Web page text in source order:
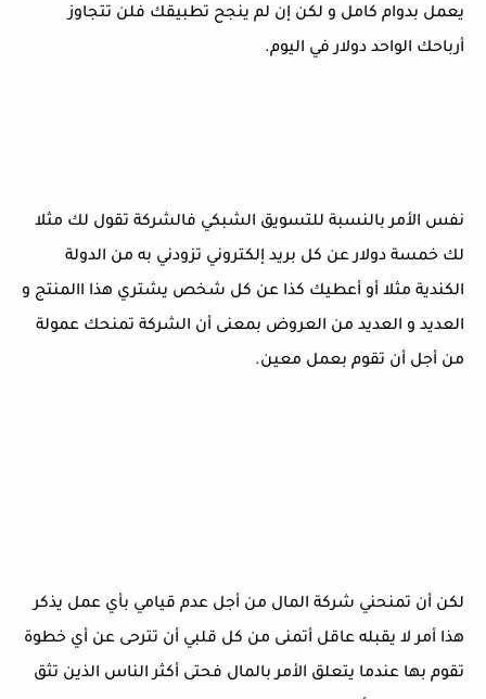
يعمل بدوام كامل و لكن إن لم ينجح تطبيقك فلن تتجاوز
أرباحك الواحد دولار في اليوم.
نفس الأمر بالنسبة للتسويق الشبكي فالشركة تقول لك مثلا
لك خمسة دولار عن كل بريد إلكتروني تزودني به من الدولة
الكندية مثلا أو أعطيك كذا عن كل شخص يشتري هذا االمنتج و
العديد و العديد من العروض بمعنى أن الشركة تمنحك عمولة
من أجل أن تقوم بعمل معين.
لكن أن تمنحني شركة المال من أجل عدم قيامي بأي عمل يذكر
هذا أمر لا يقبله عاقل أتمنى من كل قلبي أن تترحى عن أي خطوة
تقوم بها عندما يتعلق الأمر بالمال فحتى أكثر الناس الذين تثق